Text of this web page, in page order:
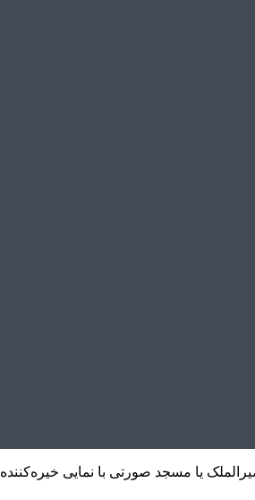
یا مسجد صورتی با نمایی خیره‌کننده